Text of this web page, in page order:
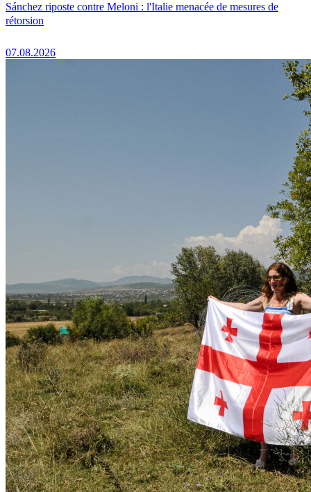
Sánchez riposte contre Meloni : l'Italie menacée de mesures de
rétorsion
07.08.2026